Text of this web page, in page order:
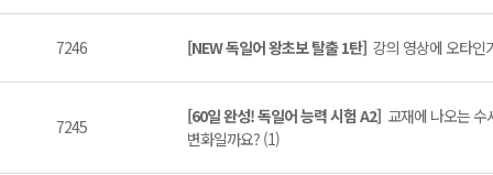
7246 [NEW 독일어 왕초보 탈출 1탄] 강의 영상에 오타인
7245 [60일 완성! 독일어 능력 시험 A2] 교재에 나오는
변화일까요? (1)